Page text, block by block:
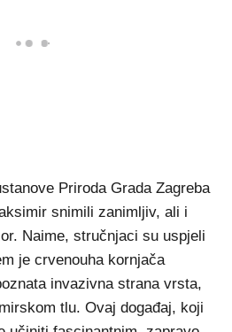
Priroda Grada Zagreba
snimili zanimljiv, ali i
Naime, stručnjaci su uspjeli
je crvenouha kornjača
invazivna strana vrsta,
tlu. Ovaj događaj, koji